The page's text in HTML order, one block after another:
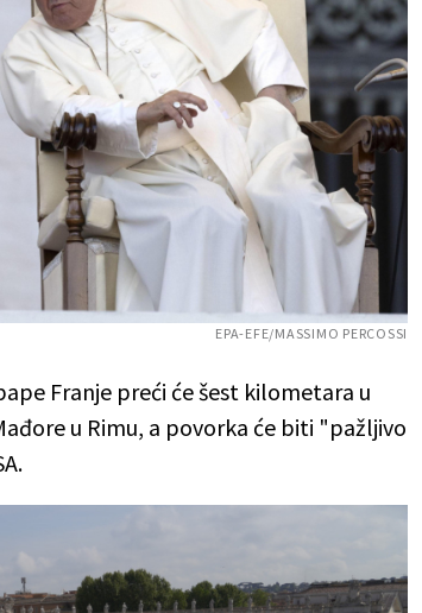
EPA-EFE/MASSIMO PERCOSSI
Franje preći će šest kilometara u
u Rimu, a povorka će biti "pažljivo